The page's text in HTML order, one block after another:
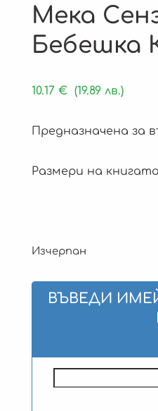
Мека
Бебешка
10.17 € (19.89 лв.)
Предназначена за
Размери на
Изчерпан
ВЪВЕДИ